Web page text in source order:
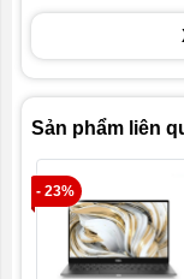
Pin
Trọng lượng
Hệ điều hành
Sản phẩm liên
- 23%